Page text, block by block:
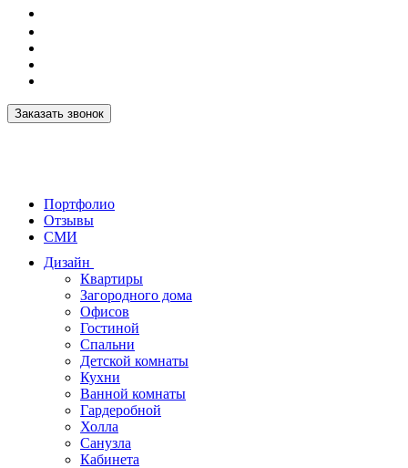
Заказать звонок
Портфолио
Отзывы
СМИ
Дизайн
Квартиры
Загородного дома
Офисов
Гостиной
Спальни
Детской комнаты
Кухни
Ванной комнаты
Гардеробной
Холла
Санузла
Кабинета